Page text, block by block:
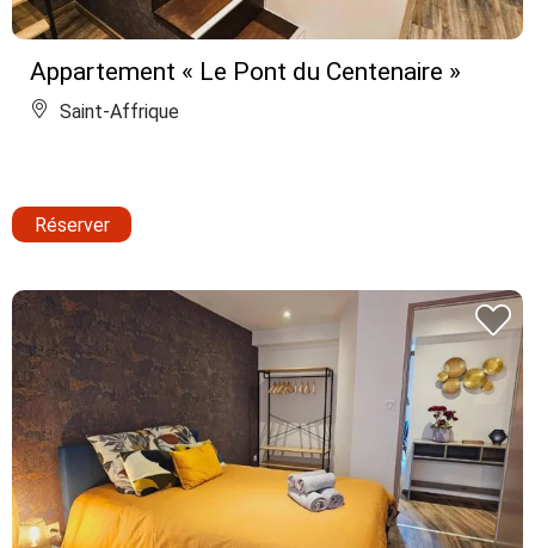
Appartement « Le Pont du Centenaire »
Saint-Affrique
Réserver